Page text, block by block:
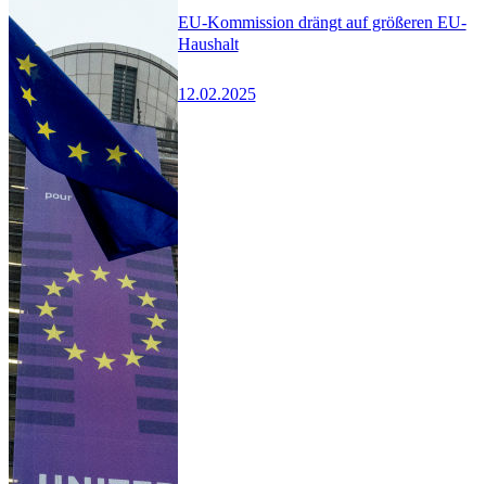
EU-Kommission drängt auf größeren EU-
Haushalt
12.02.2025